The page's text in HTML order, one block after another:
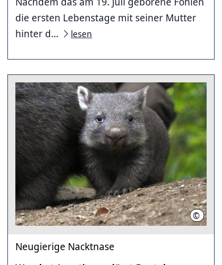
die ersten Lebenstage mit seiner Mutter
hinter d...
lesen
©
Neugierige Nacktnase